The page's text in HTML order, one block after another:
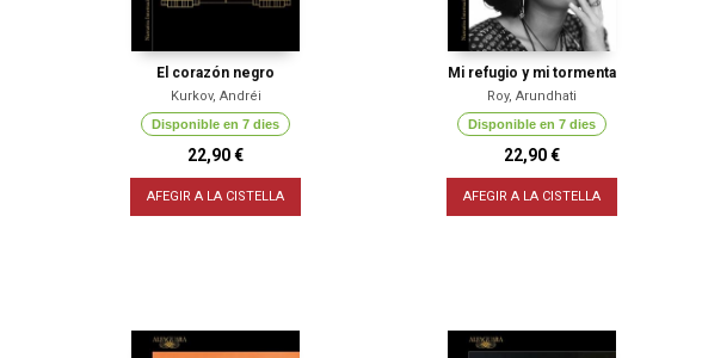
El corazón negro
Kurkov, Andréi
Disponible en 7 dies
22,90 €
AFEGIR A LA CISTELLA
Mi refugio y mi tormenta
Roy, Arundhati
Disponible en 7 dies
22,90 €
AFEGIR A LA CISTELLA